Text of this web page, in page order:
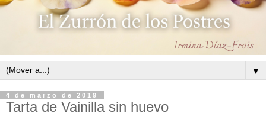
▼
4 de marzo de 2019
Tarta de Vainilla sin huevo